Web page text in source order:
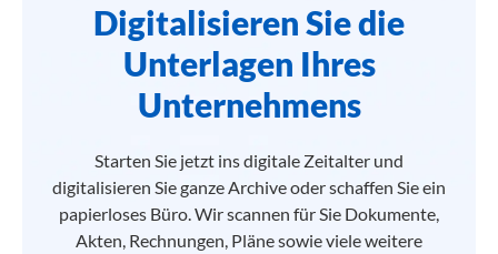
Digitalisieren Sie die
Unterlagen Ihres
Unternehmens
Starten Sie jetzt ins digitale Zeitalter und
digitalisieren Sie ganze Archive oder schaffen Sie ein
papierloses Büro. Wir scannen für Sie Dokumente,
Akten, Rechnungen, Pläne sowie viele weitere